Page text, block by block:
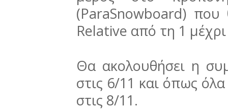
(ParaSnowboard) που
Relative από τη 1
Θα ακολουθήσει η
στις 6/11 και όπως
στις 8/11.